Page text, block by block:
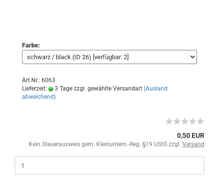
Farbe:
Art.Nr.: 6063
Lieferzeit:
3 Tage zzgl. gewählte Versandart (Ausland
abweichend)
0,50 EUR
Kein Steuerausweis gem. Kleinuntern.-Reg. §19 UStG zzgl. Versand